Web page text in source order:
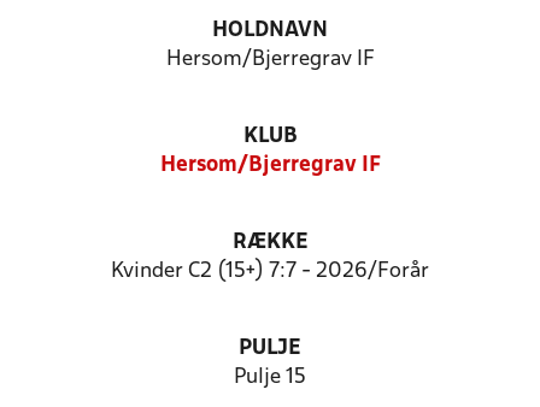
HOLDNAVN
Hersom/Bjerregrav IF
KLUB
Hersom/Bjerregrav IF
RÆKKE
Kvinder C2 (15+) 7:7 - 2026/Forår
PULJE
Pulje 15